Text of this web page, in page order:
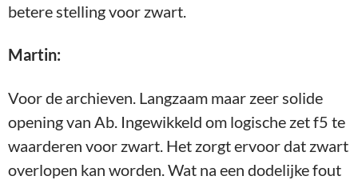
betere stelling voor zwart.
Martin:
Voor de archieven. Langzaam maar zeer solide
opening van Ab. Ingewikkeld om logische zet f5 te
waarderen voor zwart. Het zorgt ervoor dat zwart
overlopen kan worden. Wat na een dodelijke fout